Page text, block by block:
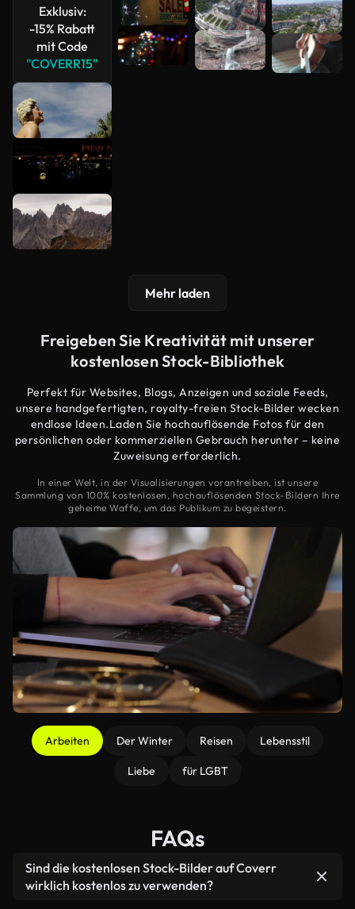
Exklusiv:
-15% Rabatt
mit Code
"COVERR15"
Mehr laden
Freigeben Sie Kreativität mit unserer
kostenlosen Stock-Bibliothek
Perfekt für Websites, Blogs, Anzeigen und soziale Feeds,
unsere handgefertigten, royalty-freien Stock-Bilder wecken
endlose Ideen.Laden Sie hochauflösende Fotos für den
persönlichen oder kommerziellen Gebrauch herunter – keine
Zuweisung erforderlich.
In einer Welt, in der Visualisierungen vorantreiben, ist unsere
Sammlung von 100% kostenlosen, hochauflösenden Stock-Bildern Ihre
geheime Waffe, um das Publikum zu begeistern.
Arbeiten Der Winter Reisen Lebensstil
Liebe für LGBT
FAQs
Sind die kostenlosen Stock-Bilder auf Coverr
wirklich kostenlos zu verwenden?